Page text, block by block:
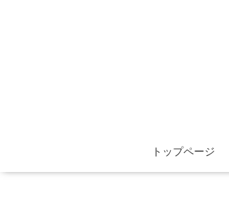
トップページ